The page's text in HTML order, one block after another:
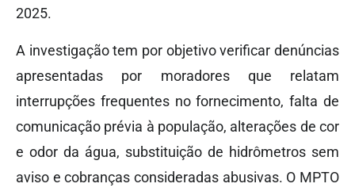
2025.
A investigação tem por objetivo verificar denúncias
apresentadas por moradores que relatam
interrupções frequentes no fornecimento, falta de
comunicação prévia à população, alterações de cor
e odor da água, substituição de hidrômetros sem
aviso e cobranças consideradas abusivas. O MPTO